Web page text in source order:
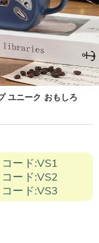
ユニーク おもしろ
ード:VS1
ード:VS2
ード:VS3